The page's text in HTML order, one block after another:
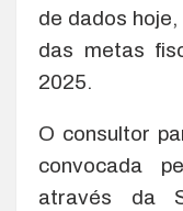
de dados
das metas
2025.
O consultor
convocada
através da